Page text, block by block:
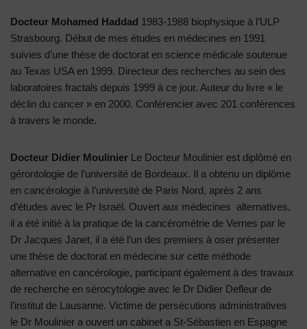
Docteur Mohamed Haddad 1983-1988 biophysique à l’ULP
Strasbourg. Début de mes études en médecines en 1991
suivies d’une thèse de doctorat en science médicale soutenue
au Texas USA en 1999. Directeur des recherches au sein des
laboratoires fractals depuis 1999 à ce jour. Auteur du livre « le
déclin du cancer » en 2000. Conférencier avec 201 conférences
à travers le monde.
Docteur Didier Moulinier Le Docteur Moulinier est diplômé en
gérontologie de l’université de Bordeaux. Il a obtenu un diplôme
en cancérologie à l’université de Paris Nord, après 2 ans
d’études avec le Pr Israël. Ouvert aux médecines alternatives,
il a été initié à la pratique de la cancérométrie de Vernes par le
Dr Jacques Janet, il a été l’un des premiers à oser présenter
une thèse de doctorat en médecine sur cette méthode
alternative en cancérologie, participant également à des travaux
de recherche en sérocytologie avec le Dr Didier Defleur de
l’institut de Lausanne. Victime de persécutions administratives
le Dr Moulinier a ouvert un cabinet a St-Sébastien en Espagne